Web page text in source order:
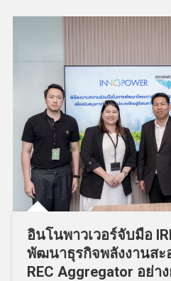
อินโนพาวเวอร์จับมือ
พัฒนาธุรกิจพลังงานส
REC Aggregator อย่า